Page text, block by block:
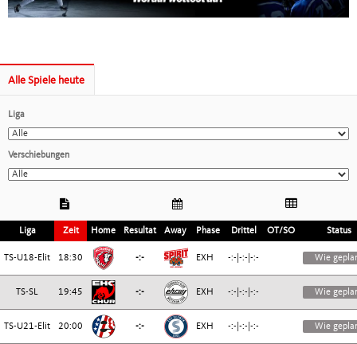
PostFinance Women's League
Other Leagues
Junior Leagues
National Cup
National Teams
Spieler suchen
Alle Spiele heute
Liga
Verschiebungen
Liga Zeit Home Resultat Away Phase Drittel OT/SO Status
TS-U18-Elit 18:30 -:- EXH -:-|-:-|-:- Wie
TS-SL 19:45 -:- EXH -:-|-:-|-:- Wie
TS-U21-Elit 20:00 -:- EXH -:-|-:-|-:- Wie